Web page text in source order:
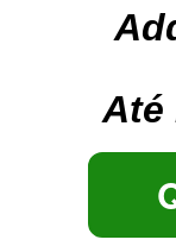
Até